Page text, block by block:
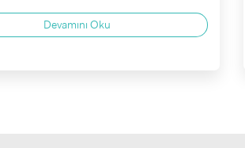
Devamını Oku